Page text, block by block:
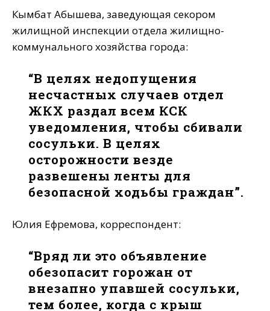
Кымбат Абышева, заведующая секором
жилищной инспекции отдела жилищно-
коммунального хозяйства города:
“В целях недопущения
несчастных случаев отдел
ЖКХ раздал всем КСК
уведомления, чтобы сбивали
сосульки. В целях
осторожности везде
развешены ленты для
безопасной ходьбы граждан”.
Юлия Ефремова, корреспондент:
“Вряд ли это объявление
обезопасит горожан от
внезапно упавшей сосульки,
тем более, когда с крыш